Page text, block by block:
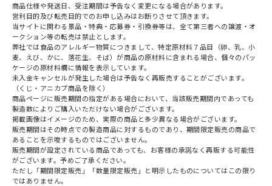
商品仕様や発送日、受注期間は予告なく変更になる場合があります。
営利目的及び転売目的でのお申し込みはお断りさせて頂きます。
当サイトに関わる景品・特典・応募券・引換券等は、全て第三者への譲渡・オ
ークション等の転売は禁止とします。
弊社では食品のアレルギー物質につきまして、特定原材料７品目（卵、乳、小
麦、えび、かに、落花生、そば）が商品の原材料に含まれる場合、個々のパッ
ケージの原材料欄に情報を表示しています。
未入金キャンセルが発生した場合は予告なく再販売することがございます。
（くじ・アニカプ商品を除く）
商品ページに販売期間の指定がある場合において、当該販売期間内であっても
製造数によりご購入いただけない場合がございます。
掲載画像はイメージのため、実際の商品と多少異なる場合がございます。
販売期間はその時点での製造商品に対するものであり、期間限定販売の商品で
あることを示唆するものではございません。
販売期間が設定されている商品であっても、お客様の承諾なく再販する可能性
がございます。予めご了承ください。
ただし「期間限定販売」「数量限定販売」と明示したものについてはこの限り
ではありません。